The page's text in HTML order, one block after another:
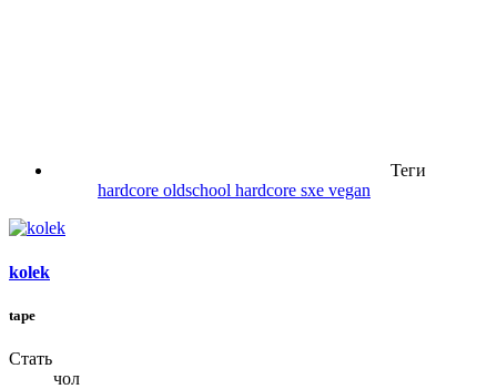
Теги
hardcore oldschool hardcore sxe vegan
kolek
tape
Стать
чол